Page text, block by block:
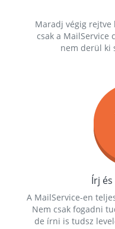
Maradj végig rejtve
csak a MailService
nem derül ki
Írj
A MailService-en
Nem csak fogadni
de írni is tudsz